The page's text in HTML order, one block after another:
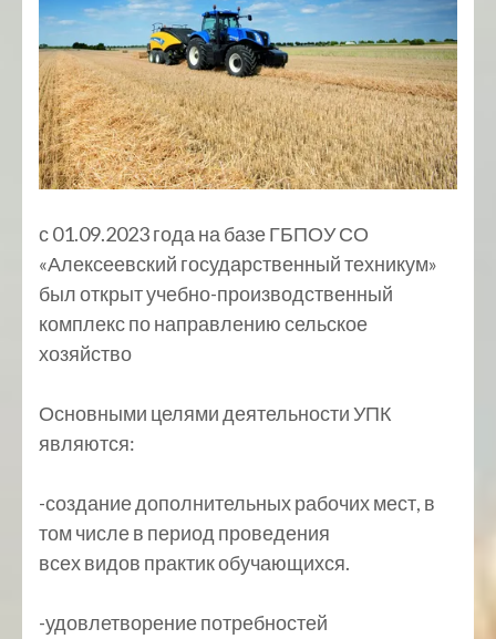
с 01.09.2023 года на базе ГБПОУ СО
«Алексеевский государственный техникум»
был открыт учебно-производственный
комплекс по направлению сельское
хозяйство
Основными целями деятельности УПК
являются:
-создание дополнительных рабочих мест, в
том числе в период проведения
всех видов практик обучающихся.
-удовлетворение потребностей